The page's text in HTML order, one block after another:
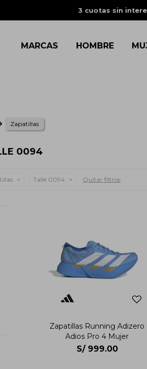
3 cuotas sin
MARCAS HOMBRE
Zapatillas
0094
Talle 0094 Quitar filtros
Zapatillas Running Adizero
Adios Pro 4 Mujer
S/ 999.00